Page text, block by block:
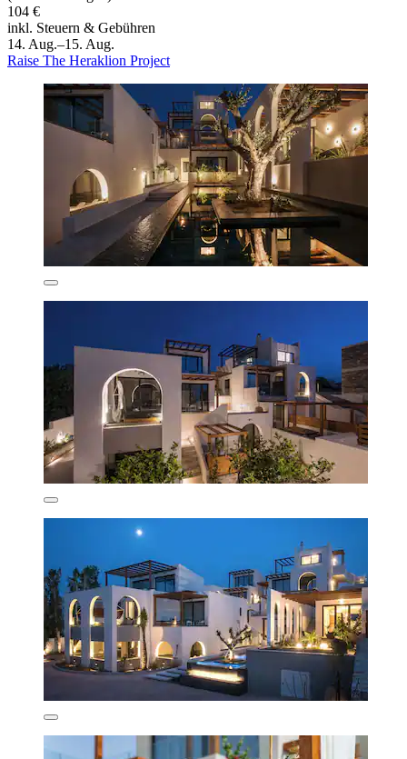
104 €
inkl. Steuern & Gebühren
14. Aug.–15. Aug.
Raise The Heraklion Project